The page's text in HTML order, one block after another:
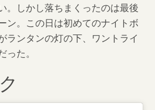
。しかし落ちまくったのは最後
ン。この日は初めてのナイトボ
ランタンの灯の下、ワントライ
た。